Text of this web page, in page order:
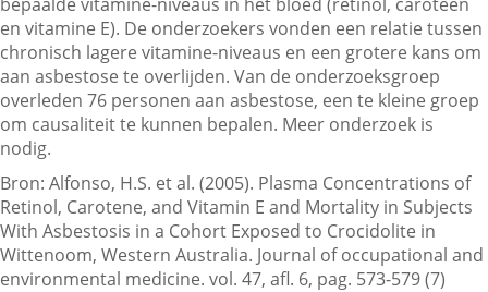
Contactgegevens
Zoeken
en vitamine E). De onderzoekers vonden een relatie tussen
chronisch lagere vitamine-niveaus en een grotere kans om
aan asbestose te overlijden. Van de onderzoeksgroep
overleden 76 personen aan asbestose, een te kleine groep
om causaliteit te kunnen bepalen. Meer onderzoek is
nodig.
Bron: Alfonso, H.S. et al. (2005). Plasma Concentrations of
Retinol, Carotene, and Vitamin E and Mortality in Subjects
With Asbestosis in a Cohort Exposed to Crocidolite in
Wittenoom, Western Australia. Journal of occupational and
environmental medicine. vol. 47, afl. 6, pag. 573-579 (7)